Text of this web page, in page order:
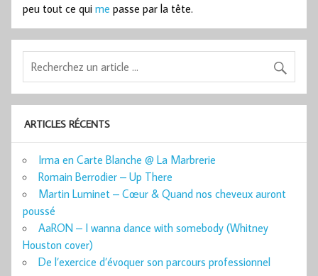
peu tout ce qui me passe par la tête.
ARTICLES RÉCENTS
Irma en Carte Blanche @ La Marbrerie
Romain Berrodier – Up There
Martin Luminet – Cœur & Quand nos cheveux auront
poussé
AaRON – I wanna dance with somebody (Whitney
Houston cover)
De l’exercice d’évoquer son parcours professionnel